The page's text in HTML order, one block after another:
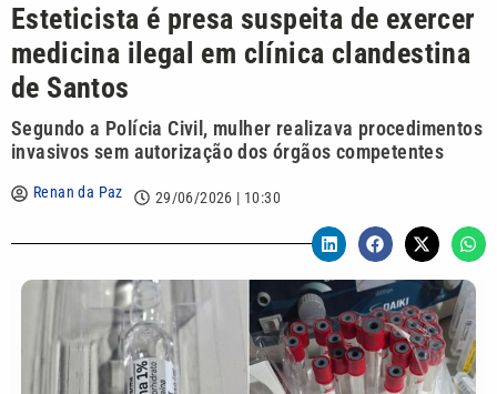
Esteticista é presa suspeita de exercer
medicina ilegal em clínica clandestina
de Santos
Segundo a Polícia Civil, mulher realizava procedimentos
invasivos sem autorização dos órgãos competentes
Renan da Paz 29/06/2026 | 10:30